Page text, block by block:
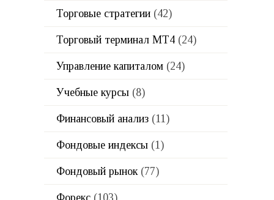
Торговые стратегии(42)
Торговый терминал МТ4(24)
Управление капиталом(24)
Учебные курсы(8)
Финансовый анализ(11)
Фондовые индексы(1)
Фондовый рынок(77)
Форекс(103)